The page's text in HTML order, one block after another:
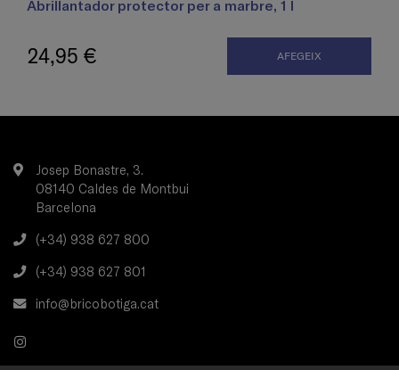
Abrillantador protector per a marbre, 1 l
24,95 € AFEGEIX
Josep Bonastre, 3.
08140 Caldes de Montbui
Barcelona
(+34) 938 627 800
(+34) 938 627 801
info@bricobotiga.cat